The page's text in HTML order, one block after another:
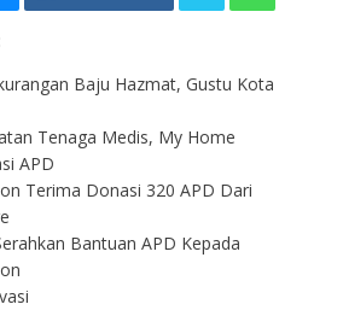
Baju Hazmat, Gustu Kota
Tenaga Medis, My Home
APD
Terima Donasi 320 APD Dari
Bantuan APD Kepada